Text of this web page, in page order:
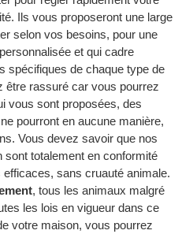
Ils vous proposeront une large
selon vos besoins, pour une
et qui cadre
spécifiques de chaque type de
être rassuré car vous pourrez
vous sont proposées, des
pourront en aucune manière,
Vous devez savoir que nos
sont totalement en conformité
sans cruauté animale.
, tous les animaux malgré
les lois en vigueur dans ce
votre maison, vous pourrez